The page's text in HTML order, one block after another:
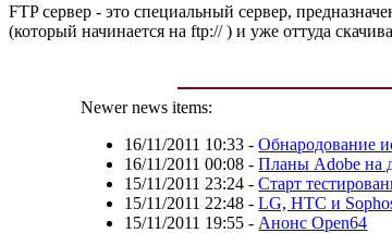
FTP сервер - это специальный сервер,
(который начинается на ftp:// ) и уже оттуда
Newer news items:
16/11/2011 10:33 -Обнародование
16/11/2011 00:08 -Планы Adobe на
15/11/2011 23:24 -Старт
15/11/2011 22:48 -LG, HTC и
15/11/2011 19:55 - Анонс Open64